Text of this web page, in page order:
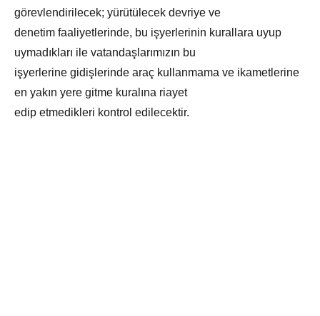
görevlendirilecek; yürütülecek devriye ve
denetim faaliyetlerinde, bu işyerlerinin kurallara uyup
uymadıkları ile vatandaşlarımızın bu
işyerlerine gidişlerinde araç kullanmama ve ikametlerine
en yakın yere gitme kuralına riayet
edip etmedikleri kontrol edilecektir.